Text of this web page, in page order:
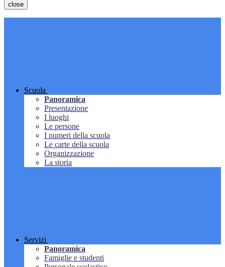
close
Scuola
Panoramica
Presentazione
I luoghi
Le persone
I numeri della scuola
Le carte della scuola
Organizzazione
La storia
Servizi
Panoramica
Famiglie e studenti